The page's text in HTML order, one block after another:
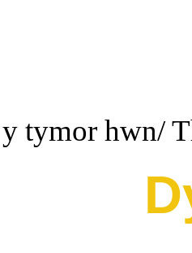
tymor hwn/